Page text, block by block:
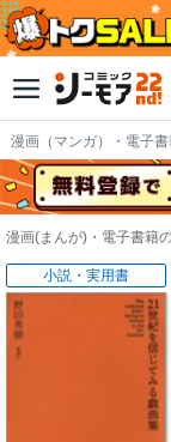
漫画（マンガ）・電子
漫画(まんが)・電子書籍
小説・実用書